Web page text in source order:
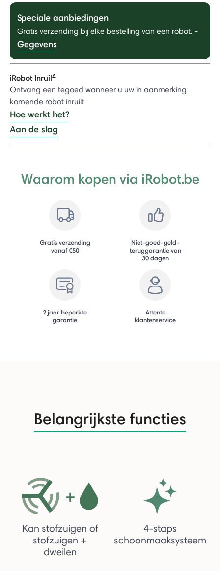
Speciale aanbiedingen
Gratis verzending bij elke bestelling van een robot. -
Gegevens
iRobot InruilΔ
Ontvang een tegoed wanneer u uw in aanmerking
komende robot inruilt
Hoe werkt het?
Aan de slag
Waarom kopen via iRobot.be
Gratis verzending
vanaf €50
Niet-goed-geld-
teruggarantie van
30 dagen
2 jaar beperkte
garantie
Attente
klantenservice
Belangrijkste functies
Kan stofzuigen of
stofzuigen +
dweilen
4-staps
schoonmaaksysteem